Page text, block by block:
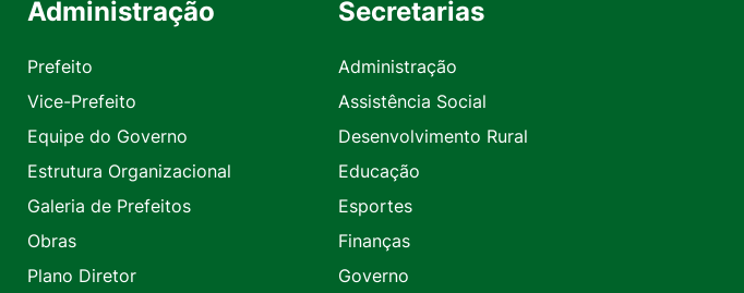
Administração
Prefeito
Vice-Prefeito
Equipe do Governo
Estrutura Organizacional
Galeria de Prefeitos
Obras
Plano Diretor
Secretarias
Administração
Assistência Social
Desenvolvimento Rural
Educação
Esportes
Finanças
Governo